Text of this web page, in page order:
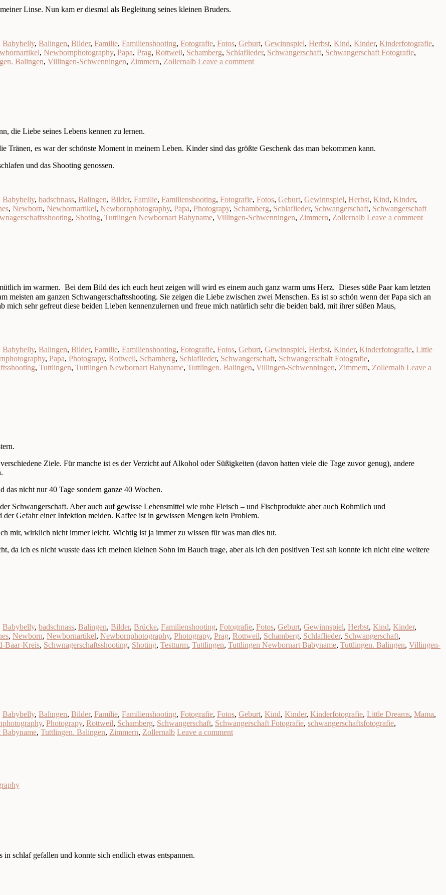
Linse. Nun kam er diesmal als Begleitung seines kleinen Bruders.
Babybelly, Balingen, Bilder, Familie, Familienshooting, Fotografie, Fotos, Geburt, Gewinnspiel, Herbst, Kind, Kinder, Kinderfotografie,
, Newbornphotography, Papa, Prag, Rottweil, Schamberg, Schlaflieder, Schwangerschaft, Schwangerschaft Fotografie,
Balingen, Villingen-Schwenningen, Zimmern, Zollernalb Leave a comment
die Liebe seines Lebens kennen zu lernen.
Tränen, es war der schönste Moment in meinem Leben. Kinder sind das größte Geschenk das man bekommen kann.
und das Shooting genossen.
Babybelly, badschnass, Balingen, Bilder, Familie, Familienshooting, Fotografie, Fotos, Geburt, Gewinnspiel, Herbst, Kind, Kinder,
, Newborn, Newbornartikel, Newbornphotography, Papa, Photograpy, Schamberg, Schlaflieder, Schwangerschaft, Schwangerschaft
, Shoting, Tuttlingen Newbornart Babyname, Villingen-Schwenningen, Zimmern, Zollernalb Leave a comment
im warmen. Bei dem Bild des ich euch heut zeigen will wird es einem auch ganz warm ums Herz. Dieses süße Paar kam letzten
am ganzen Schwangerschaftsshooting. Sie zeigen die Liebe zwischen zwei Menschen. Es ist so schön wenn der Papa sich an
sehr gefreut diese beiden Lieben kennenzulernen und freue mich natürlich sehr die beiden bald, mit ihrer süßen Maus,
Babybelly, Balingen, Bilder, Familie, Familienshooting, Fotografie, Fotos, Geburt, Gewinnspiel, Herbst, Kinder, Kinderfotografie, Little
, Papa, Photograpy, Rottweil, Schamberg, Schlaflieder, Schwangerschaft, Schwangerschaft Fotografie,
, Tuttlingen, Tuttlingen Newbornart Babyname, Tuttlingen. Balingen, Villingen-Schwenningen, Zimmern, Zollernalb Leave a
Ziele. Für manche ist es der Verzicht auf Alkohol oder Süßigkeiten (davon hatten viele die Tage zuvor genug), andere
das nicht nur 40 Tage sondern ganze 40 Wochen.
Schwangerschaft. Aber auch auf gewisse Lebensmittel wie rohe Fleisch – und Fischprodukte aber auch Rohmilch und
Gefahr einer Infektion meiden. Kaffee ist in gewissen Mengen kein Problem.
mir, wirklich nicht immer leicht. Wichtig ist ja immer zu wissen für was man dies tut.
da ich es nicht wusste dass ich meinen kleinen Sohn im Bauch trage, aber als ich den positiven Test sah konnte ich nicht eine weitere
Babybelly, badschnass, Balingen, Bilder, Brücke, Familienshooting, Fotografie, Fotos, Geburt, Gewinnspiel, Herbst, Kind, Kinder,
, Newborn, Newbornartikel, Newbornphotography, Photograpy, Prag, Rottweil, Schamberg, Schlaflieder, Schwangerschaft,
Baar-Kreis, Schwnagerschaftsshooting, Shoting, Testturm, Tuttlingen, Tuttlingen Newbornart Babyname, Tuttlingen. Balingen, Villingen-
Babybelly, Balingen, Bilder, Familie, Familienshooting, Fotografie, Fotos, Geburt, Kind, Kinder, Kinderfotografie, Little Dreams, Mama,
, Photograpy, Rottweil, Schamberg, Schwangerschaft, Schwangerschaft Fotografie, schwangerschaftsfotografie,
, Tuttlingen. Balingen, Zimmern, Zollernalb Leave a comment
schlaf gefallen und konnte sich endlich etwas entspannen.